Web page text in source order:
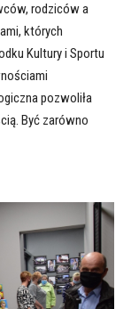
rodziców a
których
Kultury i Sportu
pozwoliła
Być zarówno